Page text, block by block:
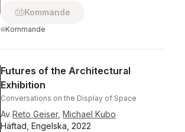
Kommande
Kommande
Futures of the Architectural
Exhibition
Conversations on the Display of Space
Av Reto Geiser, Michael Kubo
Häftad, Engelska, 2022